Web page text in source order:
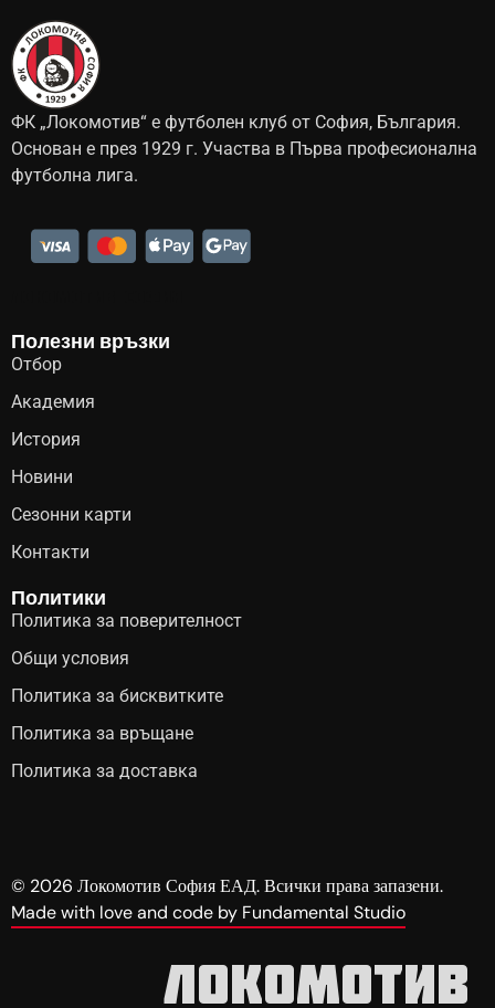
ФК „Локомотив“ е футболен клуб от София, България.
Основан е през 1929 г. Участва в Първа професионална
футболна лига.
Полезни връзки
Отбор
Академия
История
Новини
Сезонни карти
Контакти
Политики
Политика за поверителност
Общи условия
Политика за бисквитките
Политика за връщане
Политика за доставка
© 2026 Локомотив София ЕАД. Всички права запазени.
Made with love and code by Fundamental Studio
Локомотив